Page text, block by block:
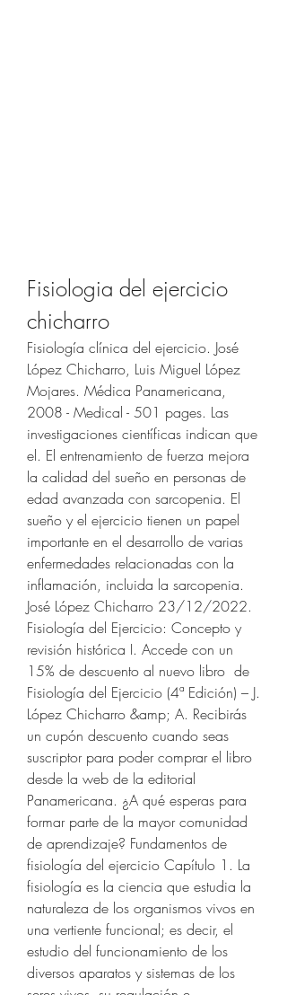
Fisiologia del ejercicio
chicharro
Fisiología clínica del ejercicio. José
López Chicharro, Luis Miguel López
Mojares. Médica Panamericana,
2008 - Medical - 501 pages. Las
investigaciones científicas indican que
el. El entrenamiento de fuerza mejora
la calidad del sueño en personas de
edad avanzada con sarcopenia. El
sueño y el ejercicio tienen un papel
importante en el desarrollo de varias
enfermedades relacionadas con la
inflamación, incluida la sarcopenia.
José López Chicharro 23/12/2022.
Fisiología del Ejercicio: Concepto y
revisión histórica I. Accede con un
15% de descuento al nuevo libro  de
Fisiología del Ejercicio (4ª Edición) – J.
López Chicharro &amp; A. Recibirás
un cupón descuento cuando seas
suscriptor para poder comprar el libro
desde la web de la editorial
Panamericana. ¿A qué esperas para
formar parte de la mayor comunidad
de aprendizaje? Fundamentos de
fisiología del ejercicio Capítulo 1. La
fisiología es la ciencia que estudia la
naturaleza de los organismos vivos en
una vertiente funcional; es decir, el
estudio del funcionamiento de los
diversos aparatos y sistemas de los